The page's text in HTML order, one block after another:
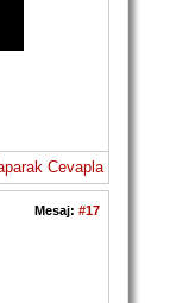
Mesaj: #17